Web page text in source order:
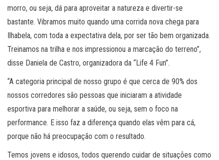
morro, ou seja, dá para aproveitar a natureza e divertir-se
bastante. Vibramos muito quando uma corrida nova chega para
Ilhabela, com toda a expectativa dela, por ser tão bem organizada.
Treinamos na trilha e nos impressionou a marcação do terreno”,
disse Daniela de Castro, organizadora da “Life 4 Fun”.
“A categoria principal de nosso grupo é que cerca de 90% dos
nossos corredores são pessoas que iniciaram a atividade
esportiva para melhorar a saúde, ou seja, sem o foco na
performance. E isso faz a diferença quando elas vêm para cá,
porque não há preocupação com o resultado.
Temos jovens e idosos, todos querendo cuidar de situações como